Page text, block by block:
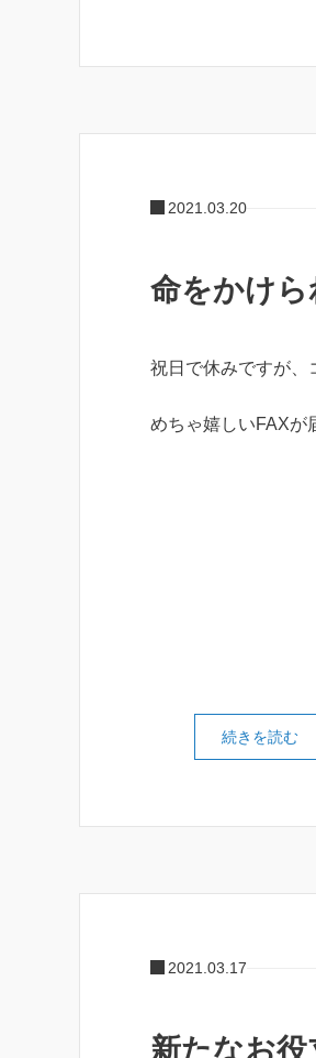
2021.03.20
命をかけ
祝日で休みですが、
めちゃ嬉しいFAXが
続きを読む
2021.03.17
新たなお役